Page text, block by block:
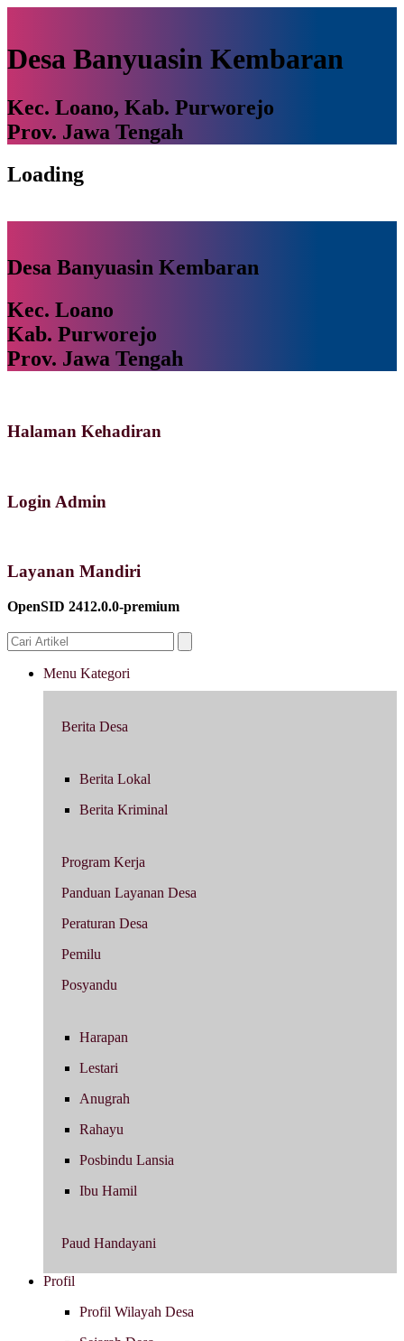
Desa Banyuasin Kembaran
Kec. Loano, Kab. Purworejo
Prov. Jawa Tengah
Loading
Desa Banyuasin Kembaran
Kec. Loano
Kab. Purworejo
Prov. Jawa Tengah
Halaman Kehadiran
Login Admin
Layanan Mandiri
OpenSID 2412.0.0-premium
Menu Kategori
Berita Desa
Berita Lokal
Berita Kriminal
Program Kerja
Panduan Layanan Desa
Peraturan Desa
Pemilu
Posyandu
Harapan
Lestari
Anugrah
Rahayu
Posbindu Lansia
Ibu Hamil
Paud Handayani
Profil
Profil Wilayah Desa